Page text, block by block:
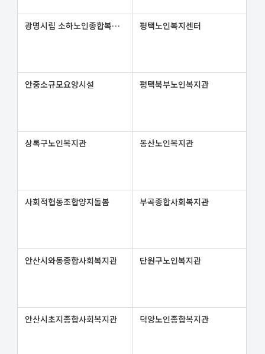
광명시립 소하노인종합복지관 평택노인복지센터
안중소규모요양시설 평택북부노인복지관
상록구노인복지관 동산노인복지관
사회적협동조합양지돌봄 부곡종합사회복지관
안산시와동종합사회복지관 단원구노인복지관
안산시초지종합사회복지관 덕양노인종합복지관